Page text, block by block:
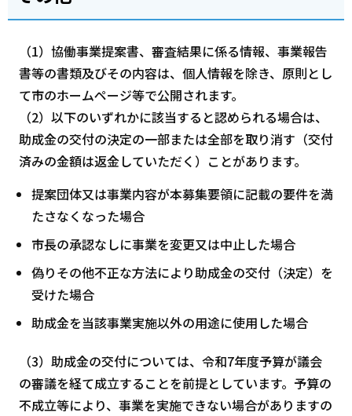
（1）協働事業提案書、審査結果に係る情報、事業報告
書等の書類及びその内容は、個人情報を除き、原則とし
て市のホームページ等で公開されます。
（2）以下のいずれかに該当すると認められる場合は、
助成金の交付の決定の一部または全部を取り消す（交付
済みの金額は返金していただく）ことがあります。
提案団体又は事業内容が本募集要領に記載の要件を満
たさなくなった場合
市長の承認なしに事業を変更又は中止した場合
偽りその他不正な方法により助成金の交付（決定）を
受けた場合
助成金を当該事業実施以外の用途に使用した場合
（3）助成金の交付については、令和7年度予算が議会
の審議を経て成立することを前提としています。予算の
不成立等により、事業を実施できない場合がありますの